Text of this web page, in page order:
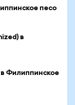
песо
в
в Филиппинское